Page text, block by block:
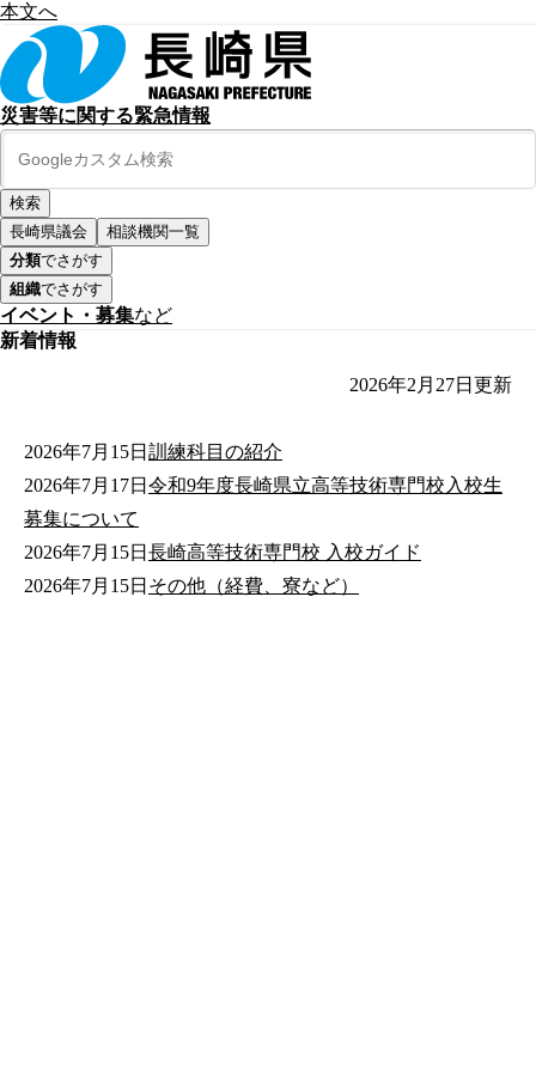
本文へ
災害等に関する緊急情報
長崎県議会
相談機関一覧
分類でさがす
組織でさがす
イベント・募集など
新着情報
2026年2月27日 更新
2026年7月15日 訓練科目の紹介
2026年7月17日 令和9年度長崎県立高等技術専門校入校生
募集について
2026年7月15日 長崎高等技術専門校 入校ガイド
2026年7月15日 その他（経費、寮など）